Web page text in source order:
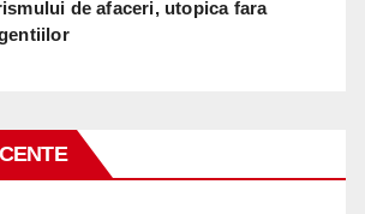
de afaceri, utopica fara